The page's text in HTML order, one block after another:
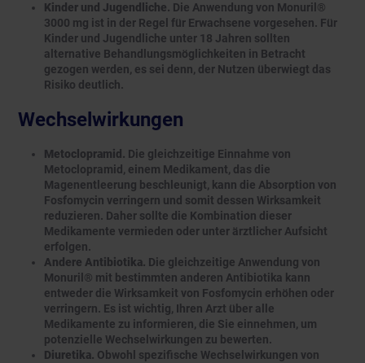
Kinder und Jugendliche. Die Anwendung von Monuril®
3000 mg ist in der Regel für Erwachsene vorgesehen. Für
Kinder und Jugendliche unter 18 Jahren sollten
alternative Behandlungsmöglichkeiten in Betracht
gezogen werden, es sei denn, der Nutzen überwiegt das
Risiko deutlich.
Wechselwirkungen
Metoclopramid. Die gleichzeitige Einnahme von
Metoclopramid, einem Medikament, das die
Magenentleerung beschleunigt, kann die Absorption von
Fosfomycin verringern und somit dessen Wirksamkeit
reduzieren. Daher sollte die Kombination dieser
Medikamente vermieden oder unter ärztlicher Aufsicht
erfolgen.
Andere Antibiotika. Die gleichzeitige Anwendung von
Monuril® mit bestimmten anderen Antibiotika kann
entweder die Wirksamkeit von Fosfomycin erhöhen oder
verringern. Es ist wichtig, Ihren Arzt über alle
Medikamente zu informieren, die Sie einnehmen, um
potenzielle Wechselwirkungen zu bewerten.
Diuretika. Obwohl spezifische Wechselwirkungen von